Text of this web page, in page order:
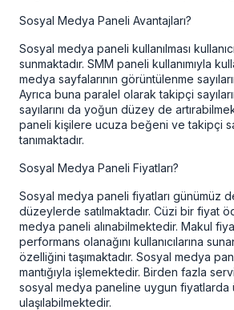
Sosyal Medya Paneli Avantajları?
Sosyal medya paneli kullanılması
sunmaktadır. SMM paneli kullanımıyla
medya sayfalarının görüntülenme
Ayrıca buna paralel olarak takipçi
sayılarını da yoğun düzey de
paneli kişilere ucuza beğeni ve takipçi
tanımaktadır.
Sosyal Medya Paneli Fiyatları?
Sosyal medya paneli fiyatları günümüz
düzeylerde satılmaktadır. Cüzi bir fiyat
medya paneli alınabilmektedir. Makul
performans olanağını kullanıcılarına
özelliğini taşımaktadır. Sosyal medya
mantığıyla işlemektedir. Birden fazla
sosyal medya paneline uygun fiyatlarda
ulaşılabilmektedir.